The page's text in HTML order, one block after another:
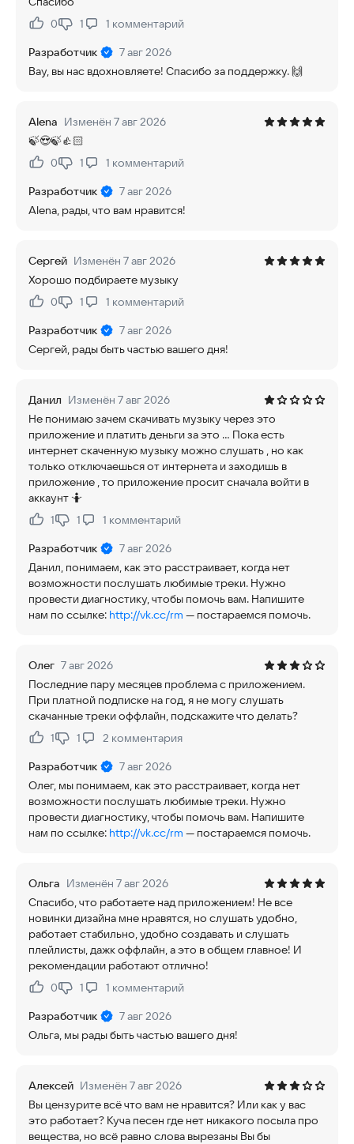
Нравится:
0Не нравится:
1 1 комментарий
Разработчик
7 авг 2026
Вау, вы нас вдохновляете! Спасибо за поддержку. 🙌
Alena Изменён 7 авг 2026
🍃😍🍃👍🏻
Нравится:
0Не нравится:
1 1 комментарий
Разработчик
7 авг 2026
Alena, рады, что вам нравится!
Сергей Изменён 7 авг 2026
Хорошо подбираете музыку
Нравится:
0Не нравится:
1 1 комментарий
Разработчик
7 авг 2026
Сергей, рады быть частью вашего дня!
Данил Изменён 7 авг 2026
Не понимаю зачем скачивать музыку через это
приложение и платить деньги за это ... Пока есть
интернет скаченную музыку можно слушать , но как
только отключаешься от интернета и заходишь в
приложение , то приложение просит сначала войти в
аккаунт 🤷
Нравится:
1Не нравится:
1 1 комментарий
Разработчик
7 авг 2026
Данил, понимаем, как это расстраивает, когда нет
возможности послушать любимые треки. Нужно
провести диагностику, чтобы помочь вам. Напишите
нам по ссылке: http://vk.cc/rm — постараемся помочь.
Олег 7 авг 2026
Последние пару месяцев проблема с приложением.
При платной подписке на год, я не могу слушать
скачанные треки оффлайн, подскажите что делать?
Нравится:
1Не нравится:
1 2 комментария
Разработчик
7 авг 2026
Олег, мы понимаем, как это расстраивает, когда нет
возможности послушать любимые треки. Нужно
провести диагностику, чтобы помочь вам. Напишите
нам по ссылке: http://vk.cc/rm — постараемся помочь.
Ольга Изменён 7 авг 2026
Спасибо, что работаете над приложением! Не все
новинки дизайна мне нравятся, но слушать удобно,
работает стабильно, удобно создавать и слушать
плейлисты, дажк оффлайн, а это в общем главное! И
рекомендации работают отлично!
Нравится:
0Не нравится:
1 1 комментарий
Разработчик
7 авг 2026
Ольга, мы рады быть частью вашего дня!
Алексей Изменён 7 авг 2026
Вы цензурите всё что вам не нравится? Или как у вас
это работает? Куча песен где нет никакого посыла про
вещества, но всё равно слова вырезаны Вы бы